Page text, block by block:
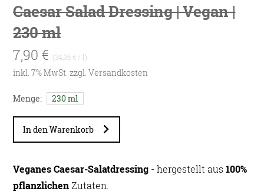
Caesar Salad Dressing | Vegan |
230 ml
7,90 € (34,35 € / l)
inkl. 7% MwSt. zzgl.Versandkosten
Menge: 230 ml
In den Warenkorb
Veganes Caesar-Salatdressing - hergestellt aus100%
pflanzlichenZutaten.